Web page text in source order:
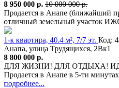
8 950 000 р. 10 000 000 р.
Продается в Анапе (ближайший
отличный земельный участок
1-к квартира, 40.4 м², 7/7 эт. Код:
Анапа, улица Трудящихся, 2Вк1
8 800 000 р.
ДЛЯ ЖИЗНИ! ДЛЯ ОТДЫХА!
Продается в Анапе в 5-ти
подробнее...